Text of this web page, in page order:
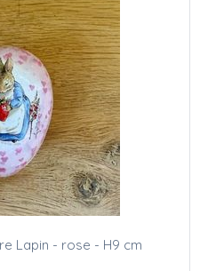
Lapin - rose - H9 cm